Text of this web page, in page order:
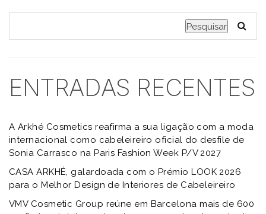
Pesquisar
ENTRADAS RECENTES
A Arkhé Cosmetics reafirma a sua ligação com a moda
internacional como cabeleireiro oficial do desfile de
Sonia Carrasco na Paris Fashion Week P/V 2027
CASA ARKHÉ, galardoada com o Prémio LOOK 2026
para o Melhor Design de Interiores de Cabeleireiro
VMV Cosmetic Group reúne em Barcelona mais de 600